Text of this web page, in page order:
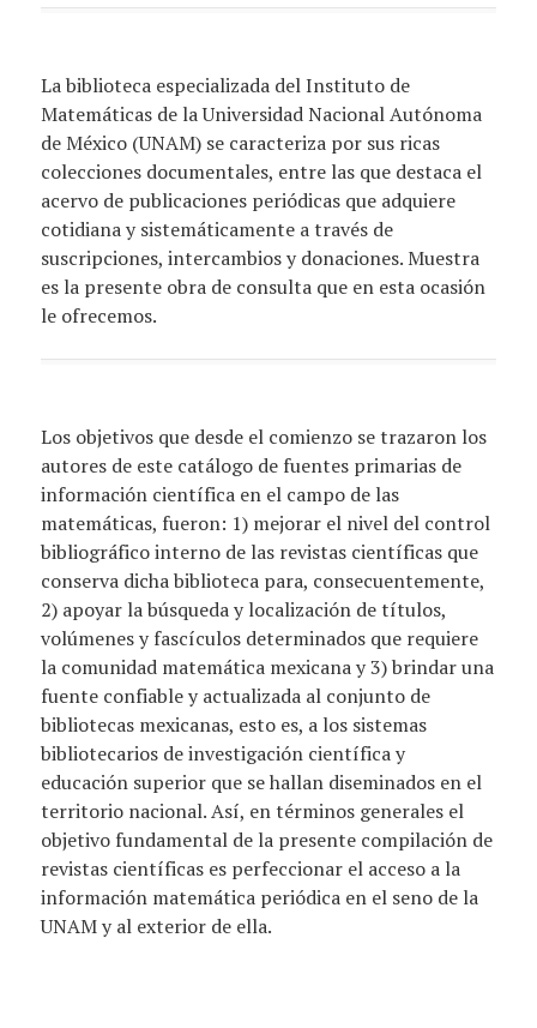
La biblioteca especializada del Instituto de
Matemáticas de la Universidad Nacional Autónoma
de México (UNAM) se caracteriza por sus ricas
colecciones documentales, entre las que destaca el
acervo de publicaciones periódicas que adquiere
cotidiana y sistemáticamente a través de
suscripciones, intercambios y donaciones. Muestra
es la presente obra de consulta que en esta ocasión
le ofrecemos.
Los objetivos que desde el comienzo se trazaron los
autores de este catálogo de fuentes primarias de
información científica en el campo de las
matemáticas, fueron: 1) mejorar el nivel del control
bibliográfico interno de las revistas científicas que
conserva dicha biblioteca para, consecuentemente,
2) apoyar la búsqueda y localización de títulos,
volúmenes y fascículos determinados que requiere
la comunidad matemática mexicana y 3) brindar una
fuente confiable y actualizada al conjunto de
bibliotecas mexicanas, esto es, a los sistemas
bibliotecarios de investigación científica y
educación superior que se hallan diseminados en el
territorio nacional. Así, en términos generales el
objetivo fundamental de la presente compilación de
revistas científicas es perfeccionar el acceso a la
información matemática periódica en el seno de la
UNAM y al exterior de ella.